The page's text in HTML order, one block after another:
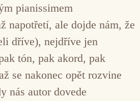
pianissimem
napotřetí, ale dojde nám, že
dříve), nejdříve jen
tón, pak akord, pak
se nakonec opět rozvine
nás autor dovede